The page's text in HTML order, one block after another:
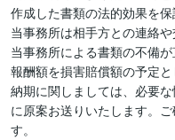
作成した書類の法的効果を
当事務所は相手方との連絡
当事務所による書類の不備
報酬額を損害賠償額の予定と
納期に関しましては、必要
に原案お送りいたします。
す。